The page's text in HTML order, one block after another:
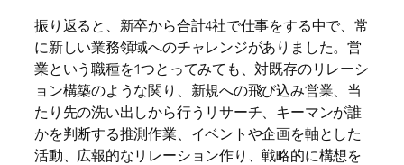
振り返ると、新卒から合計4社で仕事をする中で、常
に新しい業務領域へのチャレンジがありました。営
業という職種を1つとってみても、対既存のリレーシ
ョン構築のような関り、新規への飛び込み営業、当
たり先の洗い出しから行うリサーチ、キーマンが誰
かを判断する推測作業、イベントや企画を軸とした
活動、広報的なリレーション作り、戦略的に構想を